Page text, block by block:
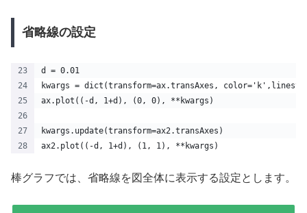
省略線の設定
d = 0.01
kwargs = dict(transform=ax.transAxes,
ax.plot((-d, 1+d), (0, 0), **kwargs)
kwargs.update(transform=ax2.transAxes)
ax2.plot((-d, 1+d), (1, 1), **kwargs)
棒グラフでは、省略線を図全体に表示する設定とします。